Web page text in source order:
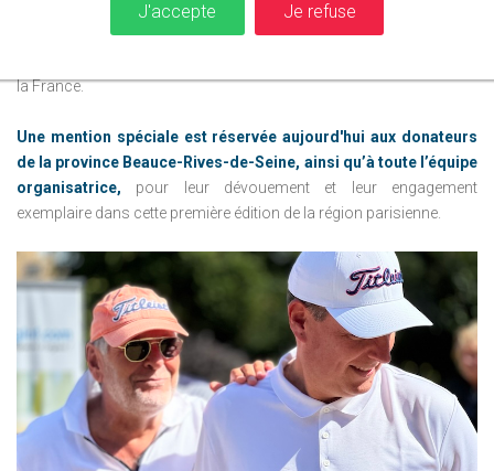
organisateurs ainsi qu'aux entreprises sponsors,
collecte de fonds n’aurait pas été possible. Leur soutien a permis
la France.
Une mention spéciale est réservée aujourd'hui aux donateurs
de la province Beauce-Rives-de-Seine, ainsi qu’à toute l’équipe
organisatrice, pour leur dévouement et leur engagement
exemplaire dans cette première édition de la région parisienne.
J'accepte Je refuse